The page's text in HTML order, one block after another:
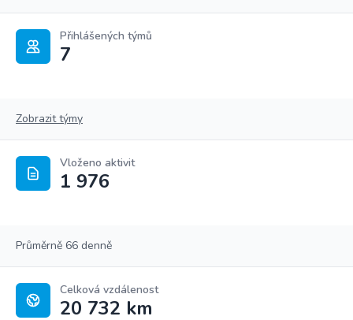
Přihlášených týmů
7
Zobrazit týmy
Vloženo aktivit
1 976
Průměrně 66 denně
Celková vzdálenost
20 732 km